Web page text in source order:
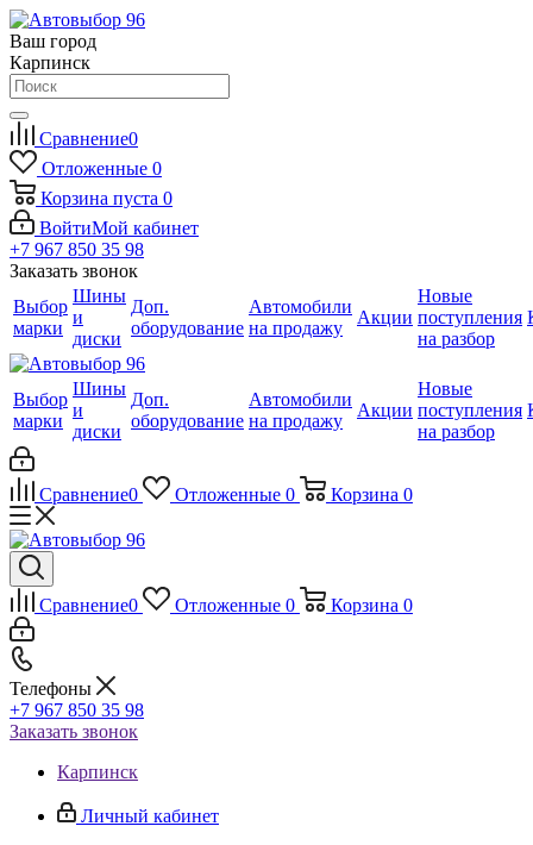
Ваш город
Карпинск
Сравнение0
Отложенные 0
Корзина пуста 0
ВойтиМой кабинет
+7 967 850 35 98
Заказать звонок
Выбор
марки
Шины
и
диски
Доп.
оборудование
Автомобили
на продажу
Акции
Новые
поступления
на разбор
Выбор
марки
Шины
и
диски
Доп.
оборудование
Автомобили
на продажу
Акции
Новые
поступления
на разбор
Сравнение0 Отложенные 0 Корзина 0
Сравнение0 Отложенные 0 Корзина 0
Телефоны
+7 967 850 35 98
Заказать звонок
Карпинск
Личный кабинет